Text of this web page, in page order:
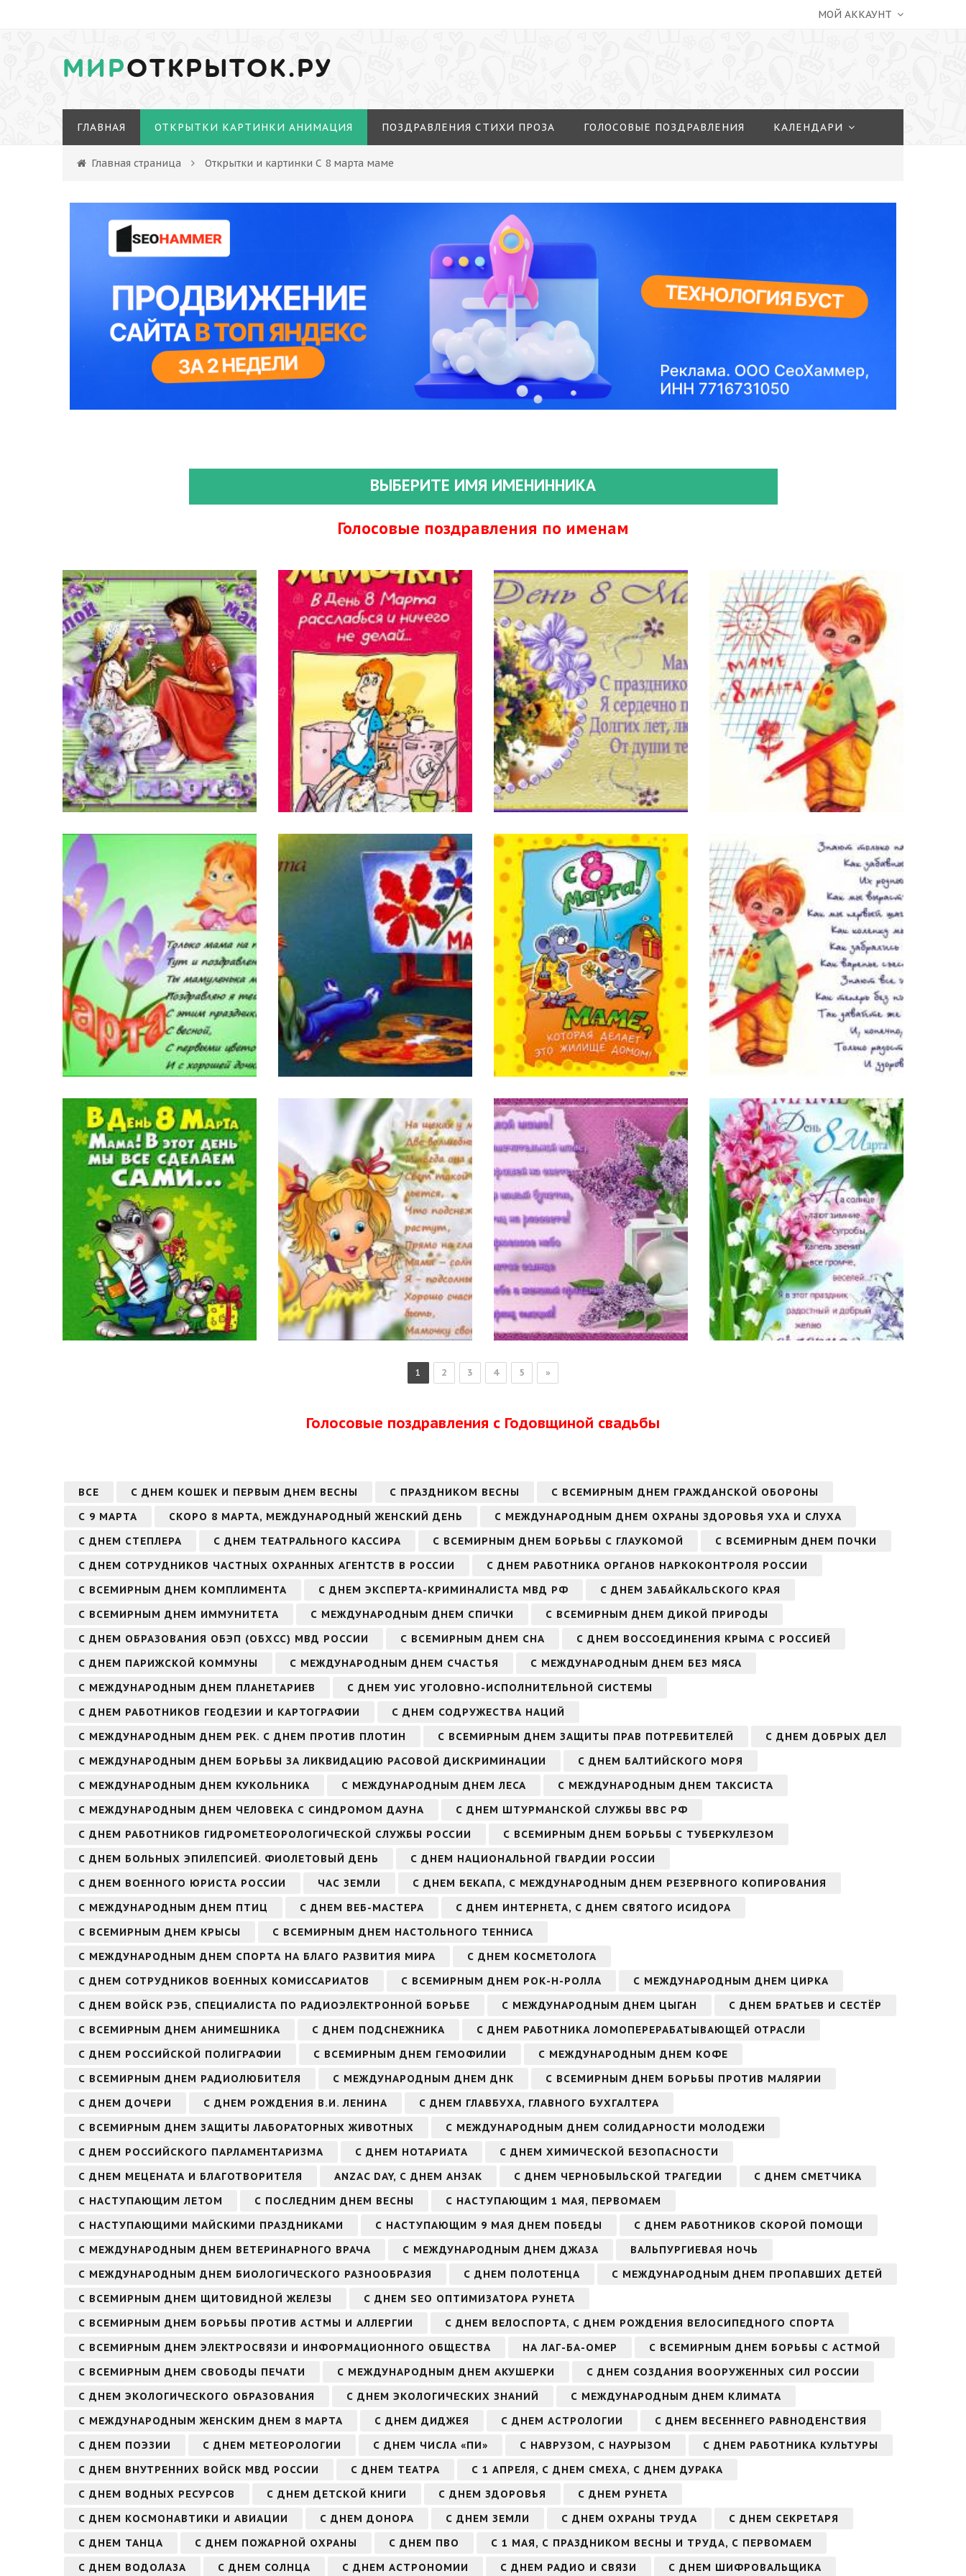
МОЙ АККАУНТ
МИРОТКРЫТОК.РУ
ГЛАВНАЯ ОТКРЫТКИ КАРТИНКИ АНИМАЦИЯ ПОЗДРАВЛЕНИЯ СТИХИ ПРОЗА ГОЛОСОВЫЕ ПОЗДРАВЛЕНИЯ КАЛЕНДАРИ
Главная страница Открытки и картинки С 8 марта маме
ВЫБЕРИТЕ ИМЯ ИМЕНИННИКА
Голосовые поздравления по именам
1 2 3 4 5 »
Голосовые поздравления с Годовщиной свадьбы
ВСЕ С ДНЕМ КОШЕК И ПЕРВЫМ ДНЕМ ВЕСНЫ С ПРАЗДНИКОМ ВЕСНЫ
С ВСЕМИРНЫМ ДНЕМ ГРАЖДАНСКОЙ ОБОРОНЫ
С 9 МАРТА
СКОРО 8 МАРТА, МЕЖДУНАРОДНЫЙ ЖЕНСКИЙ ДЕНЬ
С МЕЖДУНАРОДНЫМ ДНЕМ ОХРАНЫ ЗДОРОВЬЯ УХА И СЛУХА
С ДНЕМ СТЕПЛЕРА
С ДНЕМ ТЕАТРАЛЬНОГО КАССИРА С ВСЕМИРНЫМ ДНЕМ БОРЬБЫ С ГЛАУКОМОЙ
С ВСЕМИРНЫМ ДНЕМ ПОЧКИ
С ДНЕМ СОТРУДНИКОВ ЧАСТНЫХ ОХРАННЫХ АГЕНТСТВ В РОССИИ
С ДНЕМ РАБОТНИКА ОРГАНОВ НАРКОКОНТРОЛЯ РОССИИ
С ВСЕМИРНЫМ ДНЕМ КОМПЛИМЕНТА
С ДНЕМ ЭКСПЕРТА-КРИМИНАЛИСТА МВД РФ
С ДНЕМ ЗАБАЙКАЛЬСКОГО КРАЯ
С ВСЕМИРНЫМ ДНЕМ ИММУНИТЕТА
С МЕЖДУНАРОДНЫМ ДНЕМ СПИЧКИ
С ВСЕМИРНЫМ ДНЕМ ДИКОЙ ПРИРОДЫ
С ДНЕМ ОБРАЗОВАНИЯ ОБЭП (ОБХСС) МВД РОССИИ
С ВСЕМИРНЫМ ДНЕМ СНА
С ДНЕМ ВОССОЕДИНЕНИЯ КРЫМА С РОССИЕЙ
С ДНЕМ ПАРИЖСКОЙ КОММУНЫ
С МЕЖДУНАРОДНЫМ ДНЕМ СЧАСТЬЯ
С МЕЖДУНАРОДНЫМ ДНЕМ БЕЗ МЯСА
С МЕЖДУНАРОДНЫМ ДНЕМ ПЛАНЕТАРИЕВ
С ДНЕМ УИС УГОЛОВНО-ИСПОЛНИТЕЛЬНОЙ СИСТЕМЫ
С ДНЕМ РАБОТНИКОВ ГЕОДЕЗИИ И КАРТОГРАФИИ
С ДНЕМ СОДРУЖЕСТВА НАЦИЙ
С МЕЖДУНАРОДНЫМ ДНЕМ РЕК. С ДНЕМ ПРОТИВ ПЛОТИН
С ВСЕМИРНЫМ ДНЕМ ЗАЩИТЫ ПРАВ ПОТРЕБИТЕЛЕЙ
С ДНЕМ ДОБРЫХ ДЕЛ
С МЕЖДУНАРОДНЫМ ДНЕМ БОРЬБЫ ЗА ЛИКВИДАЦИЮ РАСОВОЙ ДИСКРИМИНАЦИИ
С ДНЕМ БАЛТИЙСКОГО МОРЯ
С МЕЖДУНАРОДНЫМ ДНЕМ КУКОЛЬНИКА
С МЕЖДУНАРОДНЫМ ДНЕМ ЛЕСА
С МЕЖДУНАРОДНЫМ ДНЕМ ТАКСИСТА
С МЕЖДУНАРОДНЫМ ДНЕМ ЧЕЛОВЕКА С СИНДРОМОМ ДАУНА
С ДНЕМ ШТУРМАНСКОЙ СЛУЖБЫ ВВС РФ
С ДНЕМ РАБОТНИКОВ ГИДРОМЕТЕОРОЛОГИЧЕСКОЙ СЛУЖБЫ РОССИИ
С ВСЕМИРНЫМ ДНЕМ БОРЬБЫ С ТУБЕРКУЛЕЗОМ
С ДНЕМ БОЛЬНЫХ ЭПИЛЕПСИЕЙ. ФИОЛЕТОВЫЙ ДЕНЬ
С ДНЕМ НАЦИОНАЛЬНОЙ ГВАРДИИ РОССИИ
С ДНЕМ ВОЕННОГО ЮРИСТА РОССИИ
ЧАС ЗЕМЛИ
С ДНЕМ БЕКАПА, С МЕЖДУНАРОДНЫМ ДНЕМ РЕЗЕРВНОГО КОПИРОВАНИЯ
С МЕЖДУНАРОДНЫМ ДНЕМ ПТИЦ
С ДНЕМ ВЕБ-МАСТЕРА
С ДНЕМ ИНТЕРНЕТА, С ДНЕМ СВЯТОГО ИСИДОРА
С ВСЕМИРНЫМ ДНЕМ КРЫСЫ
С ВСЕМИРНЫМ ДНЕМ НАСТОЛЬНОГО ТЕННИСА
С МЕЖДУНАРОДНЫМ ДНЕМ СПОРТА НА БЛАГО РАЗВИТИЯ МИРА
С ДНЕМ КОСМЕТОЛОГА
С ДНЕМ СОТРУДНИКОВ ВОЕННЫХ КОМИССАРИАТОВ
С ВСЕМИРНЫМ ДНЕМ РОК-Н-РОЛЛА
С МЕЖДУНАРОДНЫМ ДНЕМ ЦИРКА
С ДНЕМ ВОЙСК РЭБ, СПЕЦИАЛИСТА ПО РАДИОЭЛЕКТРОННОЙ БОРЬБЕ
С МЕЖДУНАРОДНЫМ ДНЕМ ЦЫГАН
С ДНЕМ БРАТЬЕВ И СЕСТЁР
С ВСЕМИРНЫМ ДНЕМ АНИМЕШНИКА
С ДНЕМ ПОДСНЕЖНИКА
С ДНЕМ РАБОТНИКА ЛОМОПЕРЕРАБАТЫВАЮЩЕЙ ОТРАСЛИ
С ДНЕМ РОССИЙСКОЙ ПОЛИГРАФИИ
С ВСЕМИРНЫМ ДНЕМ ГЕМОФИЛИИ
С МЕЖДУНАРОДНЫМ ДНЕМ КОФЕ
С ВСЕМИРНЫМ ДНЕМ РАДИОЛЮБИТЕЛЯ
С МЕЖДУНАРОДНЫМ ДНЕМ ДНК
С ВСЕМИРНЫМ ДНЕМ БОРЬБЫ ПРОТИВ МАЛЯРИИ
С ДНЕМ ДОЧЕРИ
С ДНЕМ РОЖДЕНИЯ В.И. ЛЕНИНА
С ДНЕМ ГЛАВБУХА, ГЛАВНОГО БУХГАЛТЕРА
С ВСЕМИРНЫМ ДНЕМ ЗАЩИТЫ ЛАБОРАТОРНЫХ ЖИВОТНЫХ
С МЕЖДУНАРОДНЫМ ДНЕМ СОЛИДАРНОСТИ МОЛОДЕЖИ
С ДНЕМ РОССИЙСКОГО ПАРЛАМЕНТАРИЗМА
С ДНЕМ НОТАРИАТА
С ДНЕМ ХИМИЧЕСКОЙ БЕЗОПАСНОСТИ
С ДНЕМ МЕЦЕНАТА И БЛАГОТВОРИТЕЛЯ
ANZAC DAY, С ДНЕМ АНЗАК С ДНЕМ ЧЕРНОБЫЛЬСКОЙ ТРАГЕДИИ
С ДНЕМ СМЕТЧИКА
С НАСТУПАЮЩИМ ЛЕТОМ
С ПОСЛЕДНИМ ДНЕМ ВЕСНЫ
С НАСТУПАЮЩИМ 1 МАЯ, ПЕРВОМАЕМ
С НАСТУПАЮЩИМИ МАЙСКИМИ ПРАЗДНИКАМИ
С НАСТУПАЮЩИМ 9 МАЯ ДНЕМ ПОБЕДЫ
С ДНЕМ РАБОТНИКОВ СКОРОЙ ПОМОЩИ
С МЕЖДУНАРОДНЫМ ДНЕМ ВЕТЕРИНАРНОГО ВРАЧА
С МЕЖДУНАРОДНЫМ ДНЕМ ДЖАЗА
ВАЛЬПУРГИЕВАЯ НОЧЬ
С МЕЖДУНАРОДНЫМ ДНЕМ БИОЛОГИЧЕСКОГО РАЗНООБРАЗИЯ
С ДНЕМ ПОЛОТЕНЦА
С МЕЖДУНАРОДНЫМ ДНЕМ ПРОПАВШИХ ДЕТЕЙ
С ВСЕМИРНЫМ ДНЕМ ЩИТОВИДНОЙ ЖЕЛЕЗЫ
С ДНЕМ SEO ОПТИМИЗАТОРА РУНЕТА
С ВСЕМИРНЫМ ДНЕМ БОРЬБЫ ПРОТИВ АСТМЫ И АЛЛЕРГИИ
С ДНЕМ ВЕЛОСПОРТА, С ДНЕМ РОЖДЕНИЯ ВЕЛОСИПЕДНОГО СПОРТА
С ВСЕМИРНЫМ ДНЕМ ЭЛЕКТРОСВЯЗИ И ИНФОРМАЦИОННОГО ОБЩЕСТВА
НА ЛАГ-БА-ОМЕР
С ВСЕМИРНЫМ ДНЕМ БОРЬБЫ С АСТМОЙ
С ВСЕМИРНЫМ ДНЕМ СВОБОДЫ ПЕЧАТИ
С МЕЖДУНАРОДНЫМ ДНЕМ АКУШЕРКИ
С ДНЕМ СОЗДАНИЯ ВООРУЖЕННЫХ СИЛ РОССИИ
С ДНЕМ ЭКОЛОГИЧЕСКОГО ОБРАЗОВАНИЯ
С ДНЕМ ЭКОЛОГИЧЕСКИХ ЗНАНИЙ
С МЕЖДУНАРОДНЫМ ДНЕМ КЛИМАТА
С МЕЖДУНАРОДНЫМ ЖЕНСКИМ ДНЕМ 8 МАРТА
С ДНЕМ ДИДЖЕЯ С ДНЕМ АСТРОЛОГИИ
С ДНЕМ ВЕСЕННЕГО РАВНОДЕНСТВИЯ
С ДНЕМ ПОЭЗИИ
С ДНЕМ МЕТЕОРОЛОГИИ С ДНЕМ ЧИСЛА «ПИ» С НАВРУЗОМ, С НАУРЫЗОМ
С ДНЕМ РАБОТНИКА КУЛЬТУРЫ
С ДНЕМ ВНУТРЕННИХ ВОЙСК МВД РОССИИ
С ДНЕМ ТЕАТРА
С 1 АПРЕЛЯ, С ДНЕМ СМЕХА, С ДНЕМ ДУРАКА
С ДНЕМ ВОДНЫХ РЕСУРСОВ
С ДНЕМ ДЕТСКОЙ КНИГИ С ДНЕМ ЗДОРОВЬЯ
С ДНЕМ РУНЕТА
С ДНЕМ КОСМОНАВТИКИ И АВИАЦИИ
С ДНЕМ ДОНОРА С ДНЕМ ЗЕМЛИ С ДНЕМ ОХРАНЫ ТРУДА
С ДНЕМ СЕКРЕТАРЯ
С ДНЕМ ТАНЦА
С ДНЕМ ПОЖАРНОЙ ОХРАНЫ С ДНЕМ ПВО
С 1 МАЯ, С ПРАЗДНИКОМ ВЕСНЫ И ТРУДА, С ПЕРВОМАЕМ
С ДНЕМ ВОДОЛАЗА
С ДНЕМ СОЛНЦА С ДНЕМ АСТРОНОМИИ С ДНЕМ РАДИО И СВЯЗИ С ДНЕМ ШИФРОВАЛЬЩИКА